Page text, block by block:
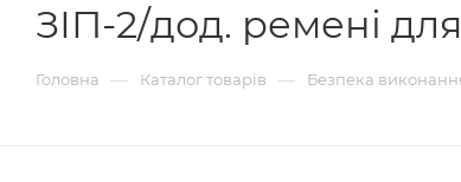
ЗІП-2/дод. ремені
Головна — Каталог товарів — Безпека